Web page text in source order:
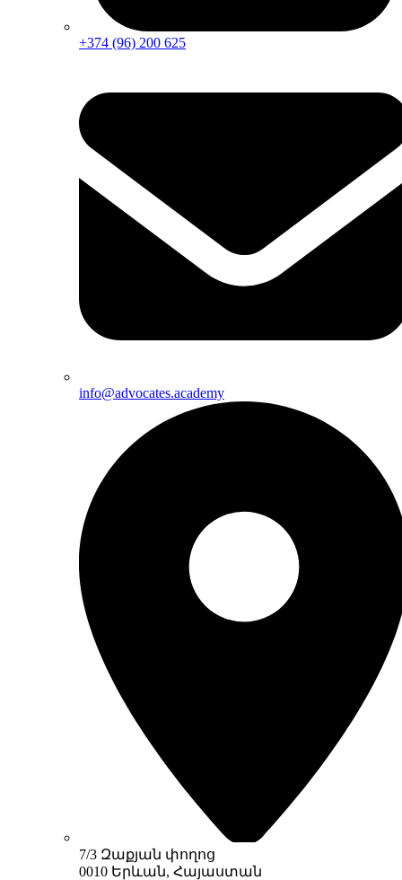
+374 (96) 200 625
info@advocates.academy
7/3 Զաքյան փողոց
0010 Երևան, Հայաստան